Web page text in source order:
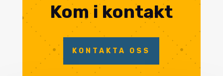
Kom i kontakt
KONTAKTA OSS